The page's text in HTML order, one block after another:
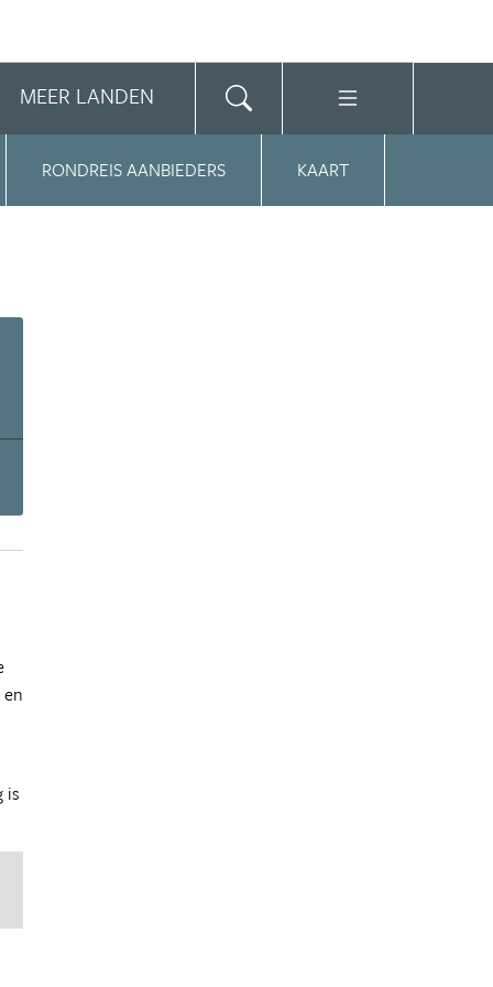
MEER LANDEN
RONDREIS AANBIEDERS KAART
is